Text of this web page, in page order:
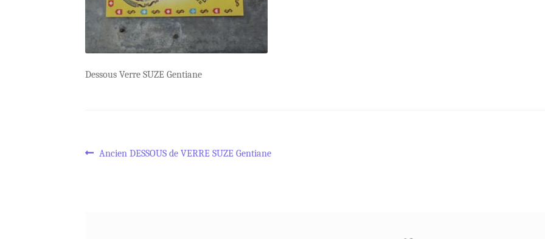
Dessous Verre SUZE Gentiane
Navigation
Article
Ancien DESSOUS de VERRE SUZE Gentiane